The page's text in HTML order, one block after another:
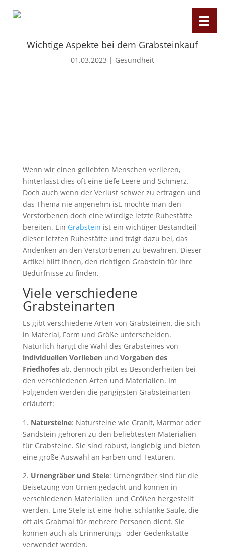
Wichtige Aspekte bei dem Grabsteinkauf
01.03.2023 | Gesundheit
Wenn wir einen geliebten Menschen verlieren,
hinterlässt dies oft eine tiefe Leere und Schmerz.
Doch auch wenn der Verlust schwer zu ertragen und
das Thema nie angenehm ist, möchte man den
Verstorbenen doch eine würdige letzte Ruhestätte
bereiten. Ein Grabstein ist ein wichtiger Bestandteil
dieser letzten Ruhestätte und trägt dazu bei, das
Andenken an den Verstorbenen zu bewahren. Dieser
Artikel hilft Ihnen, den richtigen Grabstein für Ihre
Bedürfnisse zu finden.
Viele verschiedene
Grabsteinarten
Es gibt verschiedene Arten von Grabsteinen, die sich
in Material, Form und Größe unterscheiden.
Natürlich hängt die Wahl des Grabsteines von
individuellen Vorliebenund Vorgaben des
Friedhofesab, dennoch gibt es Besonderheiten bei
den verschiedenen Arten und Materialien. Im
Folgenden werden die gängigsten Grabsteinarten
erläutert:
1. Natursteine: Natursteine wie Granit, Marmor oder
Sandstein gehören zu den beliebtesten Materialien
für Grabsteine. Sie sind robust, langlebig und bieten
eine große Auswahl an Farben und Texturen.
2. Urnengräber und Stele: Urnengräber sind für die
Beisetzung von Urnen gedacht und können in
verschiedenen Materialien und Größen hergestellt
werden. Eine Stele ist eine hohe, schlanke Säule, die
oft als Grabmal für mehrere Personen dient. Sie
können auch als Erinnerungs- oder Gedenkstätte
verwendet werden.